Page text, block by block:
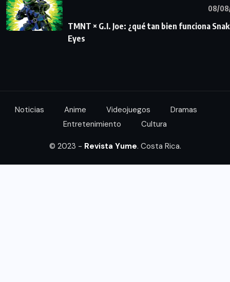
08/
TMNT × G.I. Joe: ¿qué tan bien funciona
Eyes
Noticias Anime Videojuegos
Dramas
Entretenimiento
Cultura
© 2023 - Revista Yume. Costa Rica.